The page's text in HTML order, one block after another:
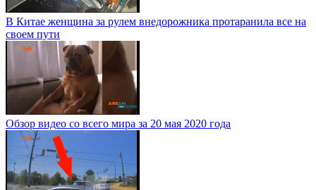
В Китае женщина за рулем внедорожника протаранила все на
своем пути
Обзор видео со всего мира за 20 мая 2020 года